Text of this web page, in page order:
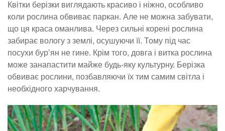
Квітки берізки виглядають красиво і ніжно, особливо
коли рослина обвиває паркан. Але не можна забувати,
що ця краса оманлива. Через сильні корені рослина
забирає вологу з землі, осушуючи її. Тому під час
посухи бур’ян не гине. Крім того, довга і витка рослина
може занапастити майже будь-яку культурну. Берізка
обвиває рослини, позбавляючи їх тим самим світла і
необхідного харчування.